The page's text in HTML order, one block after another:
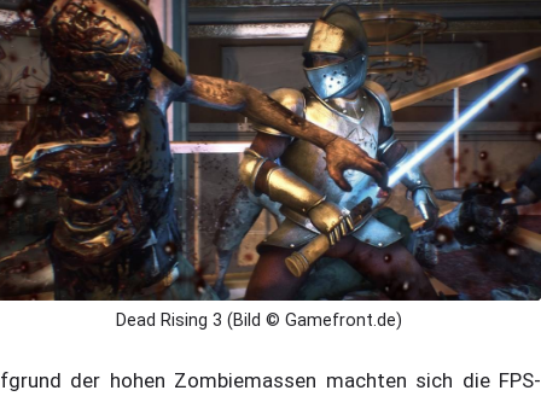
Dead Rising 3 (Bild © Gamefront.de)
der hohen Zombiemassen machten sich die FPS-